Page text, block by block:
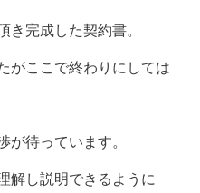
き完成した契約書。
がここで終わりにしては
が待っています。
解し説明できるように